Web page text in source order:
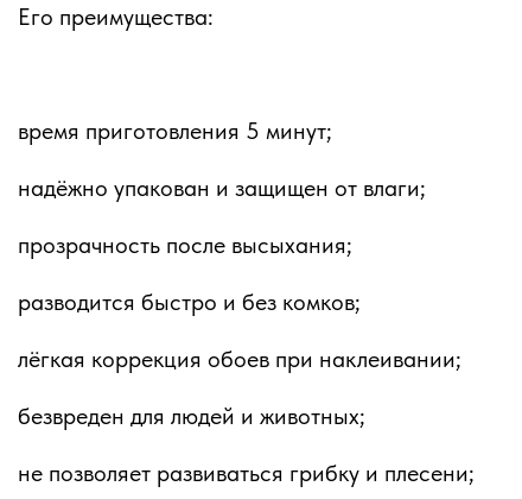
Его преимущества:
время приготовления 5 минут;
надёжно упакован и защищен от влаги;
прозрачность после высыхания;
разводится быстро и без комков;
лёгкая коррекция обоев при наклеивании;
безвреден для людей и животных;
не позволяет развиваться грибку и плесени;